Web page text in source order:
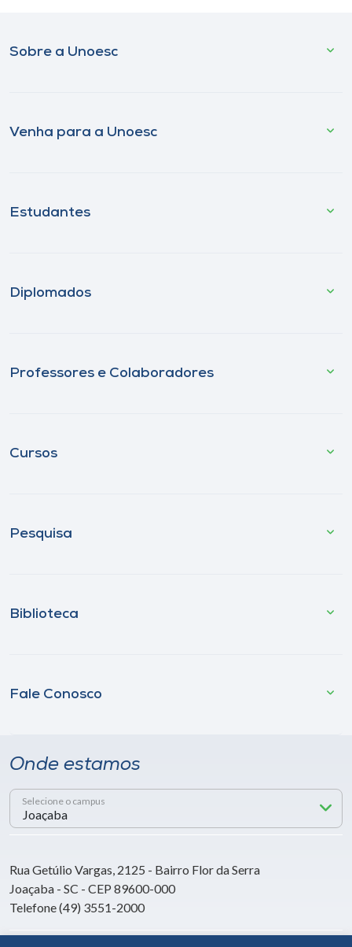
Sobre a Unoesc
Venha para a Unoesc
Estudantes
Diplomados
Professores e Colaboradores
Cursos
Pesquisa
Biblioteca
Fale Conosco
Onde estamos
Selecione o campus
Rua Getúlio Vargas, 2125 - Bairro Flor da Serra
Joaçaba - SC - CEP 89600-000
Telefone (49) 3551-2000